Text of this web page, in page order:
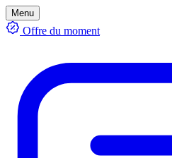
Menu
Offre du moment